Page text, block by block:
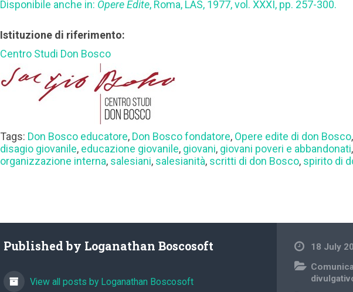
Disponibile anche in: Opere Edite, Roma, LAS, 1977, vol. XXXI, pp. 257-300.
Istituzione di riferimento:
Centro Studi Don Bosco
Tags: Don Bosco educatore, Don Bosco fondatore, Opere edite di don Bosco,
disagio giovanile, educazione giovanile, giovani, giovani poveri e abbandonati,
organizzazione interna, salesiani, salesianità, scritti di don Bosco, spirito di
Published by Loganathan Boscosoft
View all posts by Loganathan Boscosoft
18 July